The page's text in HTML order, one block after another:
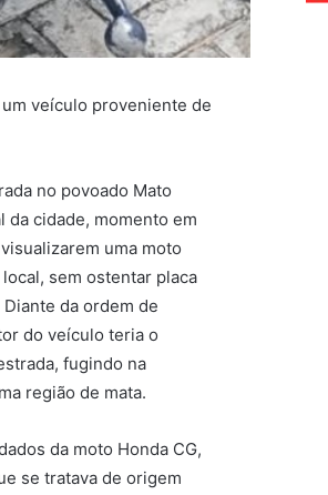
veículo proveniente de
no povoado Mato
da cidade, momento em
uma moto
sem ostentar placa
da ordem de
do veículo teria o
fugindo na
região de mata.
da moto Honda CG,
se tratava de origem